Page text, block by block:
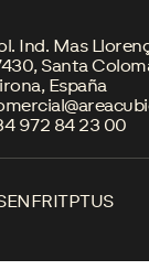
Ind. Mas
Santa
España
972 84 23 00
EN FR ITPTUS